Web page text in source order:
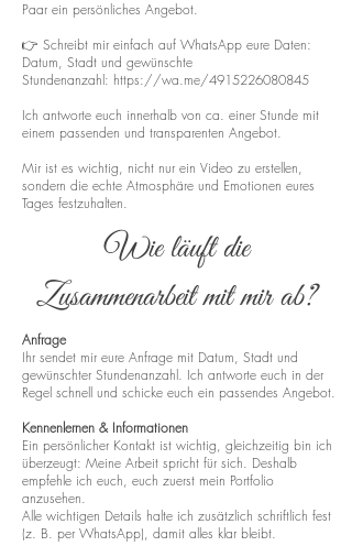
Paar ein persönliches Angebot.
👉 Schreibt mir einfach auf WhatsApp eure Daten:
Datum, Stadt und gewünschte
Stundenanzahl: https://wa.me/4915226080845
Ich antworte euch innerhalb von ca. einer Stunde mit
einem passenden und transparenten Angebot.
Mir ist es wichtig, nicht nur ein Video zu erstellen,
sondern die echte Atmosphäre und Emotionen eures
Tages festzuhalten.
Wie läuft die
Zusammenarbeit mit mir ab?
Anfrage
Ihr sendet mir eure Anfrage mit Datum, Stadt und
gewünschter Stundenanzahl. Ich antworte euch in der
Regel schnell und schicke euch ein passendes Angebot.
Kennenlernen & Informationen
Ein persönlicher Kontakt ist wichtig, gleichzeitig bin ich
überzeugt: Meine Arbeit spricht für sich. Deshalb
empfehle ich euch, euch zuerst mein Portfolio
anzusehen.
Alle wichtigen Details halte ich zusätzlich schriftlich fest
(z. B. per WhatsApp), damit alles klar bleibt.